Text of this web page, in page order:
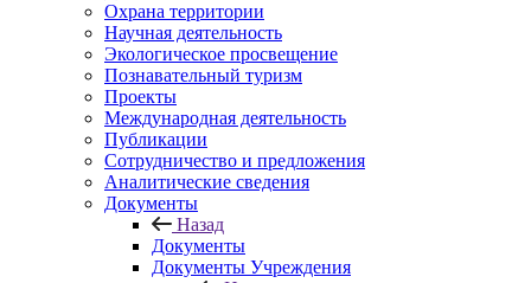
Охрана территории
Научная деятельность
Экологическое просвещение
Познавательный туризм
Проекты
Международная деятельность
Публикации
Сотрудничество и предложения
Аналитические сведения
Документы
Назад
Документы
Документы Учреждения